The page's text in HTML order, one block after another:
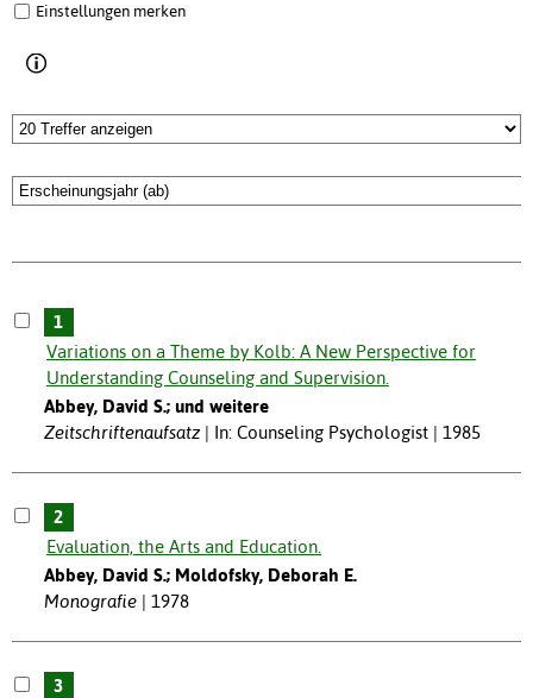
Einstellungen merken
1
Variations on a Theme by Kolb: A New Perspective for
Understanding Counseling and Supervision.
Abbey, David S.; und weitere
Zeitschriftenaufsatz
In: Counseling Psychologist | 1985
2
Evaluation, the Arts and Education.
Abbey, David S.; Moldofsky, Deborah E.
Monografie
1978
3